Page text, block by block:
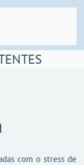
com o stress de